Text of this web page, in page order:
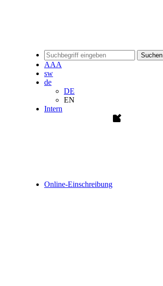
Suchen
AAA
sw
de
DE
EN
Intern
Online-Einschreibung